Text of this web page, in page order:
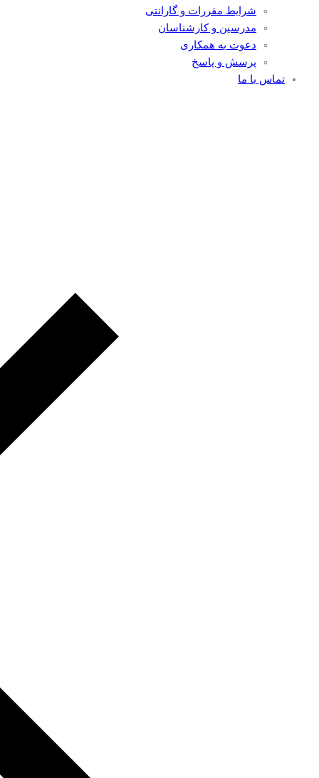
شرایط مقررات و گارانتی
مدرسین و کارشناسان
دعوت به همکاری
پرسش و پاسخ
تماس با ما